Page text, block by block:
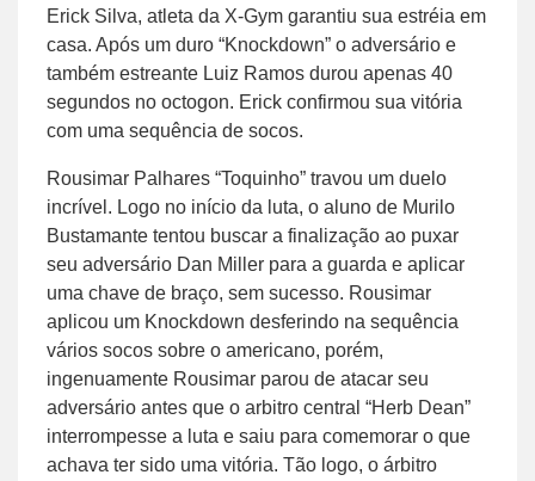
Erick Silva, atleta da X-Gym garantiu sua estréia em
casa. Após um duro “Knockdown” o adversário e
também estreante Luiz Ramos durou apenas 40
segundos no octogon. Erick confirmou sua vitória
com uma sequência de socos.
Rousimar Palhares “Toquinho” travou um duelo
incrível. Logo no início da luta, o aluno de Murilo
Bustamante tentou buscar a finalização ao puxar
seu adversário Dan Miller para a guarda e aplicar
uma chave de braço, sem sucesso. Rousimar
aplicou um Knockdown desferindo na sequência
vários socos sobre o americano, porém,
ingenuamente Rousimar parou de atacar seu
adversário antes que o arbitro central “Herb Dean”
interrompesse a luta e saiu para comemorar o que
achava ter sido uma vitória. Tão logo, o árbitro